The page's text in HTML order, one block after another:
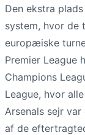
Den ekstra
system, hvor de
europæiske
Premier League
Champions
League, hvor
Arsenals sejr
af de